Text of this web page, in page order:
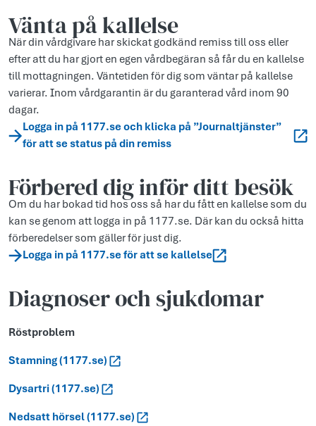
Vänta på kallelse
När din vårdgivare har skickat godkänd remiss till oss eller
efter att du har gjort en egen vårdbegäran så får du en kallelse
till mottagningen. Väntetiden för dig som väntar på kallelse
varierar. Inom vårdgarantin är du garanterad vård inom 90
dagar.
Logga in på 1177.se och klicka på ”Journaltjänster”
för att se status på din remiss
Förbered dig inför ditt besök
Om du har bokad tid hos oss så har du fått en kallelse som du
kan se genom att logga in på 1177.se. Där kan du också hitta
förberedelser som gäller för just dig.
Logga in på 1177.se för att se kallelse
Diagnoser och sjukdomar
Röstproblem
Stamning (1177.se)
Dysartri (1177.se)
Nedsatt hörsel (1177.se)